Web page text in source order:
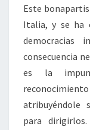
Este
Italia, y se ha
democracias
consecuencia
es la
atribuyéndole
para